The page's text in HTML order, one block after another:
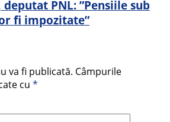
PNL: ”Pensiile sub
fi impozitate”
va fi publicată. Câmpurile
cu *